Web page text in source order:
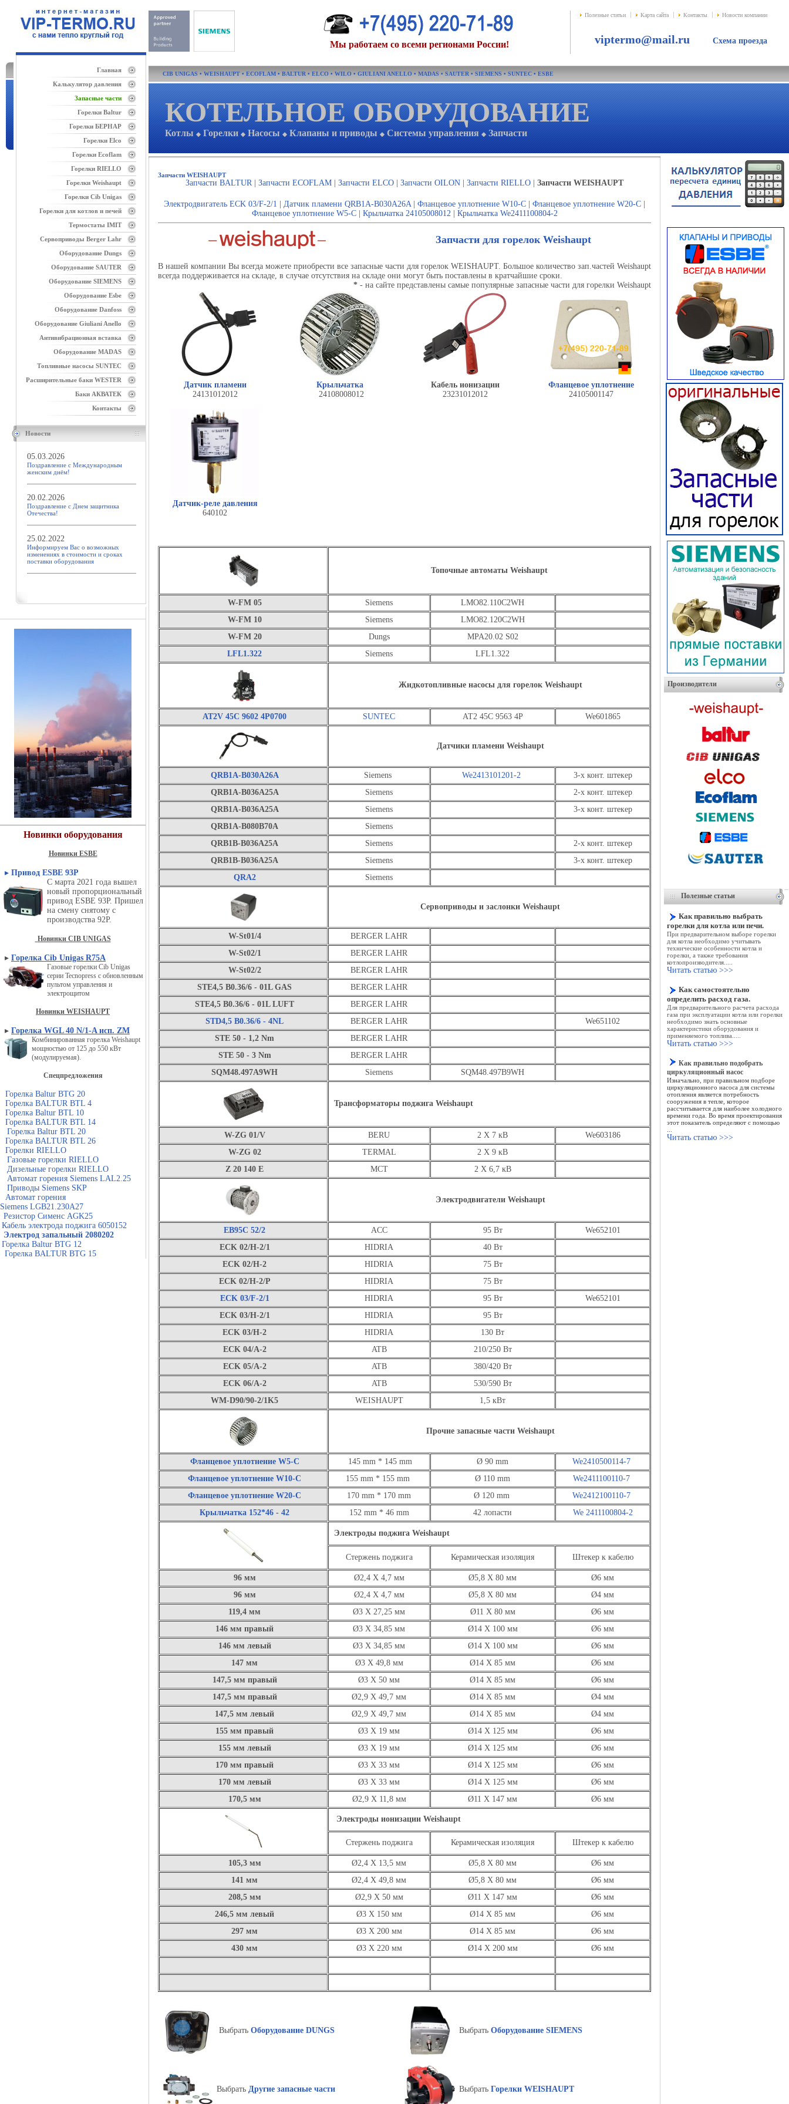
Главная
Калькулятор давления
Запасные части
Горелки Baltur
Горелки БЕРНАР
Горелки Elco
Горелки Ecoflam
Горелки RIELLO
Горелки Weishaupt
Горелки Cib Unigas
Горелки для котлов и печей
Термостаты IMIT
Сервоприводы Berger Lahr
Оборудование Dungs
Оборудование SAUTER
Оборудование SIEMENS
Оборудование Esbe
Оборудование Danfoss
Оборудование Giuliani Anello
Антивибрационная вставка
Оборудование MADAS
Топливные насосы SUNTEC
Расширительные баки WESTER
Баки АКВАТЕК
Контакты
Новости
05.03.2026
Поздравление с Международным
женским днём!
20.02.2026
Поздравление с Днем защитника
Отечества!
25.02.2022
Информируем Вас о возможных
изменениях в стоимости и сроках
поставки оборудования
Новинки оборудования
Новинки ESBE
▸ Привод ESBE 93P
С марта 2021 года вышел
новый пропорциональный
привод ESBE 93P. Пришел
на смену снятому с
производства 92P.
Новинки CIB UNIGAS
▸ Горелка Cib Unigas R75A
Газовые горелки Cib Unigas
серии Tecnopress с обновленным
пультом управления и
электрощитом
Новинки WEISHAUPT
▸ Горелка WGL 40 N/1-A исп. ZM
Комбинированная горелка Weishaupt
мощностью от 125 до 550 кВт
(модулируемая).
Спецпредложения
Горелка Baltur BTG 20
Горелка BALTUR BTL 4
Горелка Baltur BTL 10
Горелка BALTUR BTL 14
Горелка Baltur BTL 20
Горелка BALTUR BTL 26
Горелки RIELLO
Газовые горелки RIELLO
Дизельные горелки RIELLO
Автомат горения Siemens LAL2.25
Приводы Siemens SKP
Автомат горения
Siemens LGB21.230A27
Резистор Сименс AGK25
Кабель электрода поджига 6050152
Электрод запальный 2080202
Горелка Baltur BTG 12
Горелка BALTUR BTG 15
Мы работаем со всеми регионами России!
Полезные статьи Карта сайта Контакты Новости компании
viptermo@mail.ru Схема проезда
CIB UNIGAS • WEISHAUPT • ECOFLAM • BALTUR • ELCO • WILO • GIULIANI ANELLO • MADAS • SAUTER • SIEMENS • SUNTEC • ESBE
КОТЕЛЬНОЕ ОБОРУДОВАНИE
Котлы ◆ Горелки ◆ Насосы ◆ Клапаны и приводы ◆ Системы управления ◆ Запчасти
Запчасти WEISHAUPT
Запчасти BALTUR| Запчасти ECOFLAM Запчасти ELCO Запчасти OILON Запчасти RIELLO Запчасти WEISHAUPT
Электродвигатель ECK 03/F-2/1 Датчик пламени QRB1A-B030A26A| Фланцевое уплотнение W10-C Фланцевое уплотнение W20-C
Фланцевое уплотнение W5-C| Крыльчатка 24105008012| Крыльчатка We2411100804-2
Запчасти для горелок Weishaupt
В нашей компании Вы всегда можете приобрести все запасные части для горелок WEISHAUPT. Большое количество зап.частей Weishaupt
всегда поддерживается на складе, в случае отсутствия на складе они могут быть поставлены в кратчайшие сроки.
* - на сайте представлены самые популярные запасные части для горелки Weishaupt
Датчик пламени Крыльчатка Кабель ионизации
Фланцевое уплотнение
24131012012
24108008012 23231012012 24105001147
Датчик-реле давления
640102
Топочные автоматы Weishaupt
W-FM 05 Siemens
LMO82.110C2WH
W-FM 10
Siemens
LMO82.120C2WH
W-FM 20
Dungs
MPA20.02 S02
LFL1.322
Siemens LFL1.322
Жидкотопливные насосы для горелок Weishaupt
AT2V 45C 9602 4P0700 SUNTEC АТ2 45С 9563 4P We601865
Датчики пламени Weishaupt
QRB1A-B030A26A Siemens We2413101201-2
3-х конт. штекер
QRB1A-B036A25A
Siemens
2-х конт. штекер
QRB1A-B036A25A
Siemens
3-х конт. штекер
QRB1A-B080B70A
Siemens
QRB1B-B036A25A
Siemens
2-х конт. штекер
QRB1B-B036A25A
Siemens
3-х конт. штекер
QRA2
Siemens
Сервоприводы и заслонки Weishaupt
W-St01/4
BERGER LAHR
W-St02/1
BERGER LAHR
W-St02/2
BERGER LAHR
STE4,5 B0.36/6 - 01L GAS
BERGER LAHR
STE4,5 B0.36/6 - 01L LUFT
BERGER LAHR
STD4,5 B0.36/6 - 4NL
BERGER LAHR
We651102
STE 50 - 1,2 Nm
BERGER LAHR
STE 50 - 3 Nm
BERGER LAHR
SQM48.497A9WH
Siemens SQM48.497B9WH
Трансформаторы поджига Weishaupt
W-ZG 01/V BERU 2 X 7 кВ
We603186
W-ZG 02
TERMAL
2 X 9 кВ
Z 20 140 E
MCT 2 X 6,7 кВ
Электродвигатели Weishaupt
EB95C 52/2 ACC 95 Вт
We652101
ECK 02/H-2/1
HIDRIA
40 Вт
ECK 02/H-2
HIDRIA
75 Вт
ECK 02/H-2/P
HIDRIA
75 Вт
ECK 03/F-2/1
HIDRIA 95 Вт
We652101
ECK 03/H-2/1
HIDRIA
95 Вт
ECK 03/H-2
HIDRIA
130 Вт
ECK 04/A-2
ATB
210/250 Вт
ECK 05/A-2
ATB
380/420 Вт
ECK 06/A-2
ATB
530/590 Вт
WM-D90/90-2/1K5
WEISHAUPT 1,5 кВт
Прочие запасные части Weishaupt
Фланцевое уплотнение W5-C 145 mm * 145 mm Ø 90 mm
We2410500114-7
Фланцевое уплотнение W10-C
155 mm * 155 mm Ø 110 mm
We2411100110-7
Фланцевое уплотнение W20-C
170 mm * 170 mm Ø 120 mm
We2412100110-7
Крыльчатка 152*46 - 42
152 mm * 46 mm 42 лопасти We 2411100804-2
Электроды поджига Weishaupt
Стержень поджига Керамическая изоляция Штекер к кабелю
96 мм Ø2,4 X 4,7 мм Ø5,8 X 80 мм
Ø6 мм
96 мм
Ø2,4 X 4,7 мм Ø5,8 X 80 мм
Ø4 мм
119,4 мм
Ø3 X 27,25 мм Ø11 X 80 мм
Ø6 мм
146 мм правый
Ø3 X 34,85 мм Ø14 X 100 мм
Ø6 мм
146 мм левый
Ø3 X 34,85 мм Ø14 X 100 мм
Ø6 мм
147 мм
Ø3 X 49,8 мм Ø14 X 85 мм
Ø6 мм
147,5 мм правый
Ø3 X 50 мм Ø14 X 85 мм
Ø6 мм
147,5 мм правый
Ø2,9 X 49,7 мм Ø14 X 85 мм
Ø4 мм
147,5 мм левый
Ø2,9 X 49,7 мм Ø14 X 85 мм
Ø4 мм
155 мм правый
Ø3 X 19 мм Ø14 X 125 мм
Ø6 мм
155 мм левый
Ø3 X 19 мм Ø14 X 125 мм
Ø6 мм
170 мм правый
Ø3 X 33 мм Ø14 X 125 мм
Ø6 мм
170 мм левый
Ø3 X 33 мм Ø14 X 125 мм
Ø6 мм
170,5 мм
Ø2,9 X 11,8 мм Ø11 X 147 мм Ø6 мм
Электроды ионизации Weishaupt
Стержень поджига Керамическая изоляция Штекер к кабелю
105,3 мм Ø2,4 X 13,5 мм Ø5,8 X 80 мм
Ø6 мм
141 мм
Ø2,4 X 49,8 мм Ø5,8 X 80 мм
Ø6 мм
208,5 мм
Ø2,9 X 50 мм Ø11 X 147 мм
Ø6 мм
246,5 мм левый
Ø3 X 150 мм Ø14 X 85 мм
Ø6 мм
297 мм
Ø3 X 200 мм Ø14 X 85 мм
Ø6 мм
430 мм
Ø3 X 220 мм Ø14 X 200 мм Ø6 мм
Выбрать Оборудование DUNGS Выбрать Оборудование SIEMENS
Выбрать Другие запасные части Выбрать Горелки WEISHAUPT
Производители
Полезные статьи
Как правильно выбрать
горелки для котла или печи.
При предварительном выборе горелки
для котла необходимо учитывать
технические особенности котла и
горелки, а также требования
котлопроизводителя.....
Читать статью >>>
Как самостоятельно
определить расход газа.
Для предварительного расчета расхода
газа при эксплуатации котла или горелки
необходимо знать основные
характеристики оборудования и
применяемого топлива
Читать статью >>>
Как правильно подобрать
циркуляционный насос
Изначально, при правильном подборе
циркуляционного насоса для системы
отопления является потребность
сооружения в тепле, которое
рассчитывается для наиболее холодного
времени года. Во время проектирования
этот показатель определяют с помощью
Читать статью >>>